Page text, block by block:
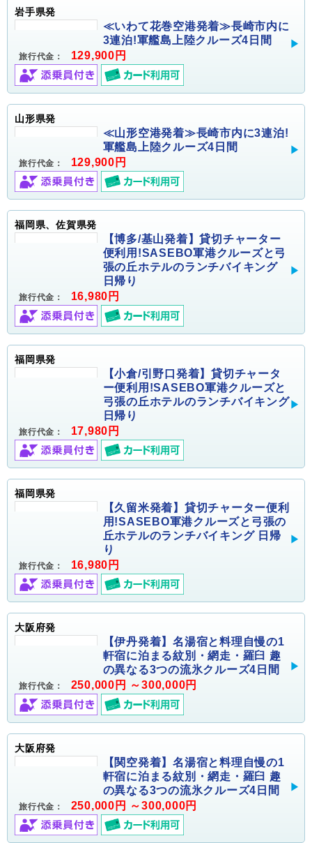
岩手県発
≪いわて花巻空港発着≫長崎市内に
3連泊!軍艦島上陸クルーズ4日間
旅行代金： 129,900円
山形県発
≪山形空港発着≫長崎市内に3連泊!
軍艦島上陸クルーズ4日間
旅行代金： 129,900円
福岡県、佐賀県発
【博多/基山発着】貸切チャーター
便利用!SASEBO軍港クルーズと弓
張の丘ホテルのランチバイキング
日帰り
旅行代金： 16,980円
福岡県発
【小倉/引野口発着】貸切チャータ
ー便利用!SASEBO軍港クルーズと
弓張の丘ホテルのランチバイキング
日帰り
旅行代金： 17,980円
福岡県発
【久留米発着】貸切チャーター便利
用!SASEBO軍港クルーズと弓張の
丘ホテルのランチバイキング 日帰
り
旅行代金： 16,980円
大阪府発
【伊丹発着】名湯宿と料理自慢の1
軒宿に泊まる紋別・網走・羅臼 趣
の異なる3つの流氷クルーズ4日間
旅行代金： 250,000円 ～300,000円
大阪府発
【関空発着】名湯宿と料理自慢の1
軒宿に泊まる紋別・網走・羅臼 趣
の異なる3つの流氷クルーズ4日間
旅行代金： 250,000円 ～300,000円